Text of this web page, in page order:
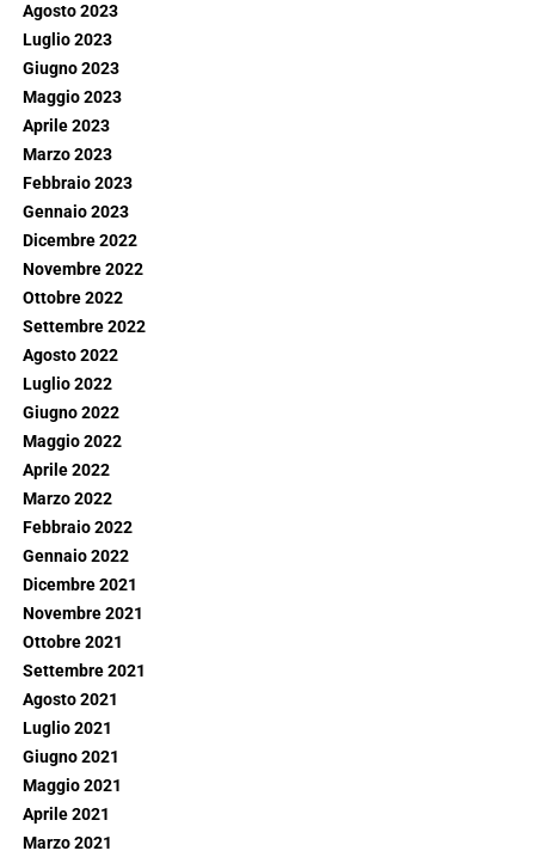
Agosto 2023
Luglio 2023
Giugno 2023
Maggio 2023
Aprile 2023
Marzo 2023
Febbraio 2023
Gennaio 2023
Dicembre 2022
Novembre 2022
Ottobre 2022
Settembre 2022
Agosto 2022
Luglio 2022
Giugno 2022
Maggio 2022
Aprile 2022
Marzo 2022
Febbraio 2022
Gennaio 2022
Dicembre 2021
Novembre 2021
Ottobre 2021
Settembre 2021
Agosto 2021
Luglio 2021
Giugno 2021
Maggio 2021
Aprile 2021
Marzo 2021